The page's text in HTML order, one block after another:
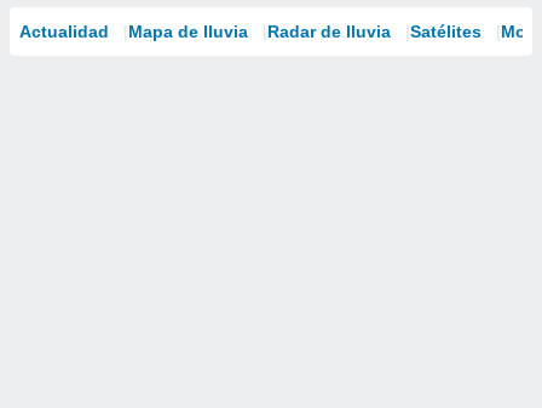
Actualidad Mapa de lluvia Radar de lluvia Satélites